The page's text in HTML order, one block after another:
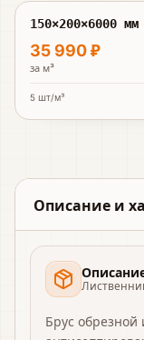
150×200×6000 мм
35 990 ₽
за м³
5 шт/м³
Описание и
Брус обрезной